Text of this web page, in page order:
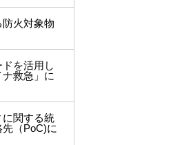
火対象物
を活用し
救急」に
関する統
（PoC)に